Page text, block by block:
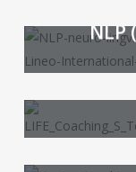
NLP